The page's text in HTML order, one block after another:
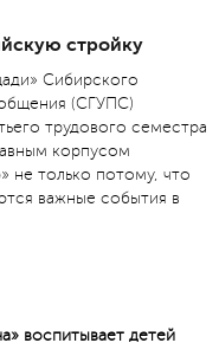
стройку
Сибирского
(СГУПС)
трудового семестра
корпусом
не только потому, что
важные события в
воспитывает детей